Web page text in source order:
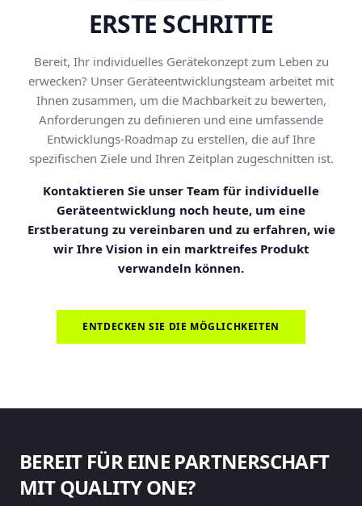
ERSTE SCHRITTE
Bereit, Ihr individuelles Gerätekonzept zum Leben zu
erwecken? Unser Geräteentwicklungsteam arbeitet mit
Ihnen zusammen, um die Machbarkeit zu bewerten,
Anforderungen zu definieren und eine umfassende
Entwicklungs-Roadmap zu erstellen, die auf Ihre
spezifischen Ziele und Ihren Zeitplan zugeschnitten ist.
Kontaktieren Sie unser Team für individuelle
Geräteentwicklung noch heute, um eine
Erstberatung zu vereinbaren und zu erfahren, wie
wir Ihre Vision in ein marktreifes Produkt
verwandeln können.
ENTDECKEN SIE DIE MÖGLICHKEITEN
BEREIT FÜR EINE PARTNERSCHAFT
MIT QUALITY ONE?